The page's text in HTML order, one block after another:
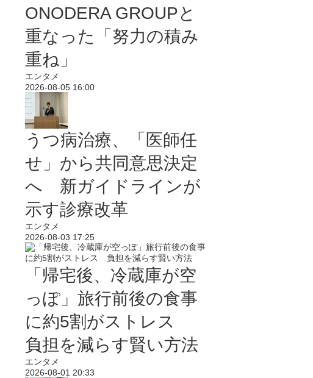
ONODERA GROUPと
重なった「努力の積み
重ね」
エンタメ
2026-08-05 16:00
うつ病治療、「医師任
せ」から共同意思決定
へ 新ガイドラインが
示す診療改革
エンタメ
2026-08-03 17:25
「帰宅後、冷蔵庫が空
っぽ」旅行前後の食事
に約5割がストレス
負担を減らす賢い方法
エンタメ
2026-08-01 20:33